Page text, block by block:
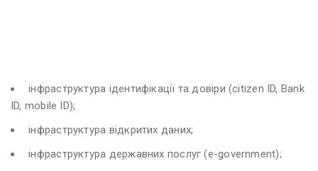
інфраструктура ідентифікації та довіри (citizen ID, Bank
ID, mobile ID);
інфраструктура відкритих даних;
інфраструктура державних послуг (e-government);